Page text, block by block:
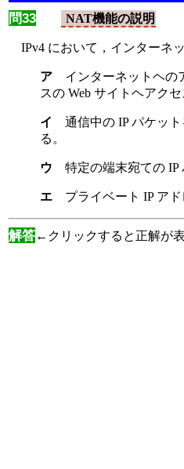
問33 NAT機能の説明
IPv4 において，インターネ
ア インターネットヘの
スの Web サイトヘアク
イ 通信中の IP パケッ
る。
ウ 特定の端末宛ての
エ プライベート IP ア
解答←クリックすると正解が